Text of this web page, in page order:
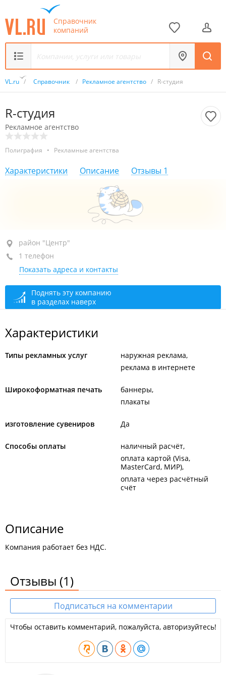
Справочник
компаний
VL.ru / Справочник / Рекламное агентство / R-студия
R-студия
Рекламное агентство
Полиграфия • Рекламные агентства
Характеристики Описание Отзывы 1
район "Центр", ул. Нерчинская, 10
+7 924 008-07-01
По предварительной записи
район "Центр"
1 телефон
Показать адреса и контакты
Поднять эту компанию
в разделах наверх
Характеристики
Типы рекламных услуг
наружная реклама
реклама в интернете
Широкоформатная печать
баннеры
плакаты
изготовление сувениров Да
Способы оплаты
наличный расчёт
оплата картой (Visa,
MasterCard, МИР)
оплата через расчётный
счёт
Описание
Компания работает без НДС.
Отзывы (1)
Подписаться на комментарии
Чтобы оставить комментарий, пожалуйста, авторизуйтесь!